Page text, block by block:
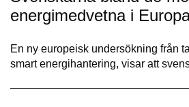
energimedvetna i
En ny europeisk undersökning från
smart energihantering, visar att